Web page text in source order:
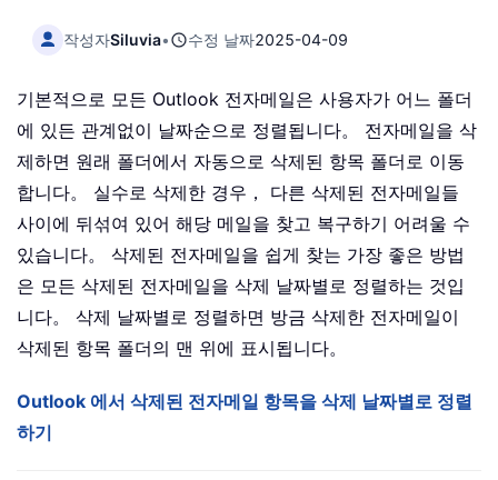
작성자Siluvia• 수정 날짜2025-04-09
기본적으로 모든 Outlook 전자메일은 사용자가 어느 폴더
에 있든 관계없이 날짜순으로 정렬됩니다。 전자메일을 삭
제하면 원래 폴더에서 자동으로 삭제된 항목 폴더로 이동
합니다。 실수로 삭제한 경우， 다른 삭제된 전자메일들
사이에 뒤섞여 있어 해당 메일을 찾고 복구하기 어려울 수
있습니다。 삭제된 전자메일을 쉽게 찾는 가장 좋은 방법
은 모든 삭제된 전자메일을 삭제 날짜별로 정렬하는 것입
니다。 삭제 날짜별로 정렬하면 방금 삭제한 전자메일이
삭제된 항목 폴더의 맨 위에 표시됩니다。
Outlook 에서 삭제된 전자메일 항목을 삭제 날짜별로 정렬
하기